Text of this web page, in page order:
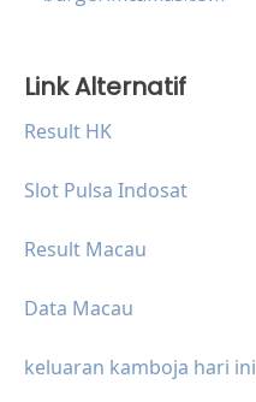
Link Alternatif
Result HK
Slot Pulsa Indosat
Result Macau
Data Macau
keluaran kamboja hari ini